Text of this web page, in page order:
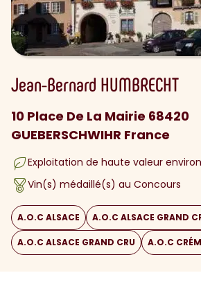
Jean-Bernard HUMBRECHT
10 Place De La Mairie 68420
GUEBERSCHWIHR France
Exploitation de haute valeur
Vin(s) médaillé(s) au Concours
A.O.C ALSACE A.O.C ALSACE GRAND
A.O.C ALSACE GRAND CRU A.O.C